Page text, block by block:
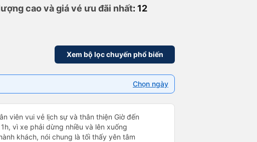
cao và giá vé ưu đãi nhất: 12
Xem bộ lọc chuyến phổ biến
Chọn ngày
viên vui vẻ lịch sự và thân thiện Giờ đến
vì xe phải dừng nhiều và lên xuống
khách, nói chung là tối thấy yên tâm